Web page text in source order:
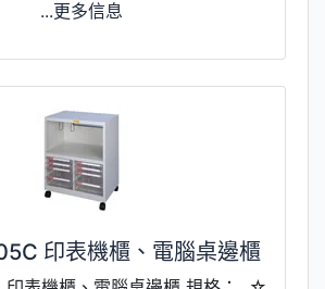
...更多信息
印表機櫃、電腦桌邊櫃